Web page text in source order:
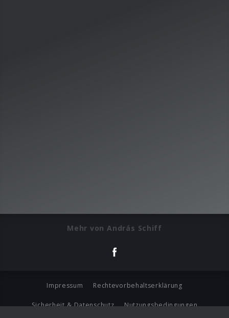
Mehr von András Schiff
Impressum Rechtevorbehaltserklärung
Sicherheit & Datenschutz Nutzungsbedingungen